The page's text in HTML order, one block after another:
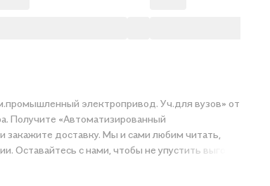
электропривод. Уч.для вузов» от
Получите «Автоматизированный
закажите доставку. Мы и сами любим читать,
акции. Оставайтесь с нами, чтобы не упустить выгоду!